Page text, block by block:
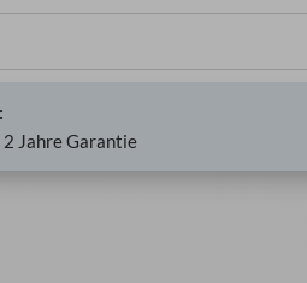
Jahre Garantie